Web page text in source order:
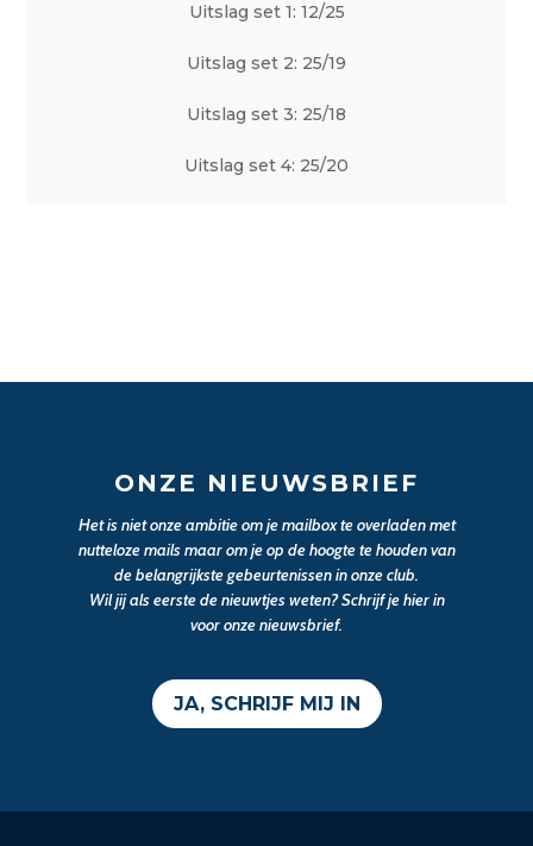
Uitslag set 1: 12/25
Uitslag set 2: 25/19
Uitslag set 3: 25/18
Uitslag set 4: 25/20
ONZE NIEUWSBRIEF
Het is niet onze ambitie om je mailbox te overladen met
nutteloze mails maar om je op de hoogte te houden van
de belangrijkste gebeurtenissen in onze club.
Wil jij als eerste de nieuwtjes weten? Schrijf je hier in
voor onze nieuwsbrief.
JA, SCHRIJF MIJ IN